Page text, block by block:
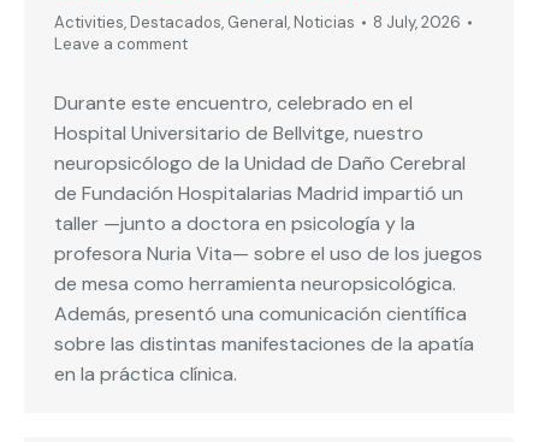
Activities, Destacados, General, Noticias
8 July, 2026
Leave a comment
Durante este encuentro, celebrado en el
Hospital Universitario de Bellvitge, nuestro
neuropsicólogo de la Unidad de Daño Cerebral
de Fundación Hospitalarias Madrid impartió un
taller —junto a doctora en psicología y la
profesora Nuria Vita— sobre el uso de los juegos
de mesa como herramienta neuropsicológica.
Además, presentó una comunicación científica
sobre las distintas manifestaciones de la apatía
en la práctica clínica.